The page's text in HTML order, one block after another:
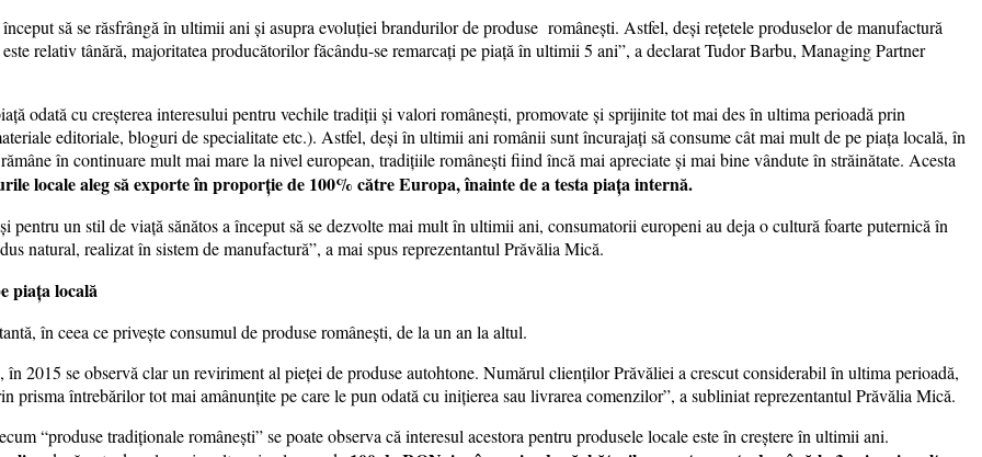
să se răsfrângă în ultimii ani și asupra evoluției brandurilor de produse românești. Astfel, deși rețetele produselor de manufactură
relativ tânără, majoritatea producătorilor făcându-se remarcați pe piață în ultimii 5 ani”, a declarat Tudor Barbu, Managing Partner
odată cu creșterea interesului pentru vechile tradiții și valori românești, promovate și sprijinite tot mai des în ultima perioadă prin
editoriale, bloguri de specialitate etc.). Astfel, deși în ultimii ani românii sunt încurajați să consume cât mai mult de pe piața locală, în
în continuare mult mai mare la nivel european, tradițiile românești fiind încă mai apreciate și mai bine vândute în străinătate. Acesta
locale aleg să exporte în proporție de 100% către Europa, înainte de a testa piața internă.
pentru un stil de viață sănătos a început să se dezvolte mai mult în ultimii ani, consumatorii europeni au deja o cultură foarte puternică în
natural, realizat în sistem de manufactură”, a mai spus reprezentantul Prăvălia Mică.
piața locală
în ceea ce privește consumul de produse românești, de la un an la altul.
2015 se observă clar un reviriment al pieței de produse autohtone. Numărul clienților Prăvăliei a crescut considerabil în ultima perioadă,
prisma întrebărilor tot mai amânunțite pe care le pun odată cu inițierea sau livrarea comenzilor”, a subliniat reprezentantul Prăvălia Mică.
“produse tradiționale românești” se poate observa că interesul acestora pentru produsele locale este în creștere în ultimii ani.